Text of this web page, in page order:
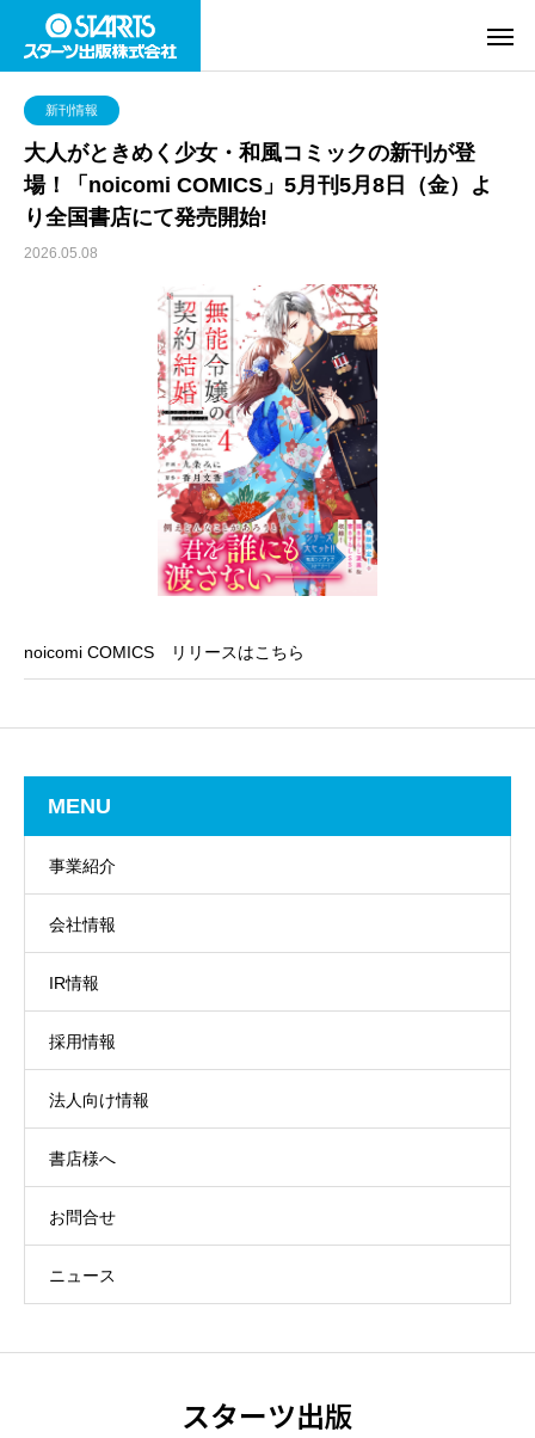
新刊情報
大人がときめく少女・和風コミックの新刊が登
場！「noicomi COMICS」5月刊5月8日（金）よ
り全国書店にて発売開始!
2026.05.08
noicomi COMICS リリースはこちら
MENU
事業紹介
会社情報
IR情報
採用情報
法人向け情報
書店様へ
お問合せ
ニュース
スターツ出版